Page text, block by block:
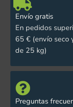
Envío gratis
En pedidos
65 € (envío seco
de 25 kg)
Preguntas